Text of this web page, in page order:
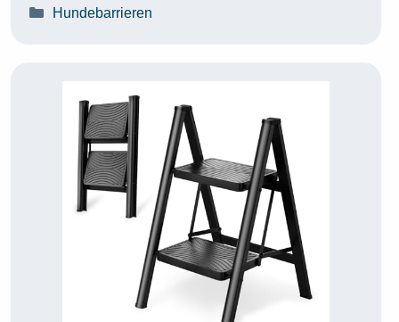
Kategorien
Hundebarrieren